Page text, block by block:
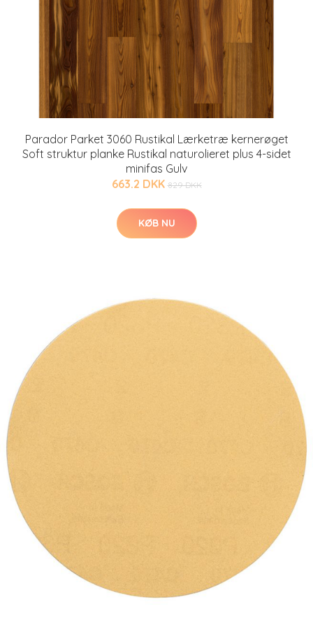
Parador Parket 3060 Rustikal Lærketræ kernerøget
Soft struktur planke Rustikal naturolieret plus 4-sidet
minifas Gulv
663.2 DKK 829 DKK
KØB NU